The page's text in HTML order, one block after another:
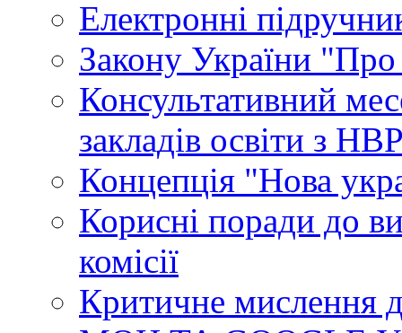
Електронні
Закону України "Про
Консультативний
закладів освіти з
Концепція "Нова
Корисні поради до
комісії
Критичне мислення